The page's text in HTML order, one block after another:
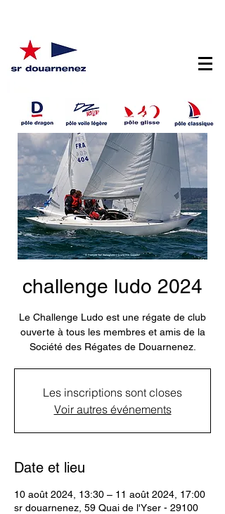
challenge ludo 2024
Le Challenge Ludo est une régate de club
ouverte à tous les membres et amis de la
Société des Régates de Douarnenez.
Les inscriptions sont closes
Voir autres événements
Date et lieu
10 août 2024, 13:30 – 11 août 2024, 17:00
sr douarnenez, 59 Quai de l'Yser - 29100